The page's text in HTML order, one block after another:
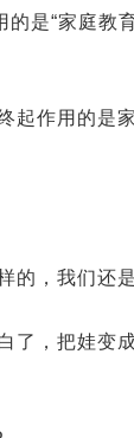
是“家庭教
起作用的是
的，我们还
了，把娃变